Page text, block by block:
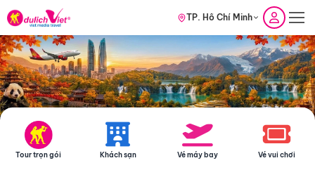
TP. Hồ Chí Minh
Tour trọn gói Khách sạn Vé máy bay Vé vui chơi